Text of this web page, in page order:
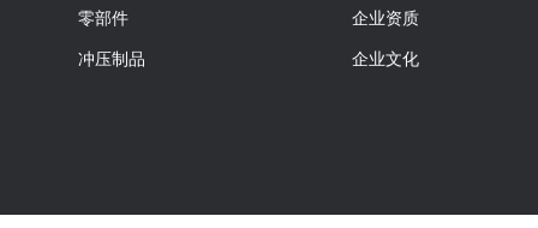
零部件
冲压制品
企业资质
企业文化